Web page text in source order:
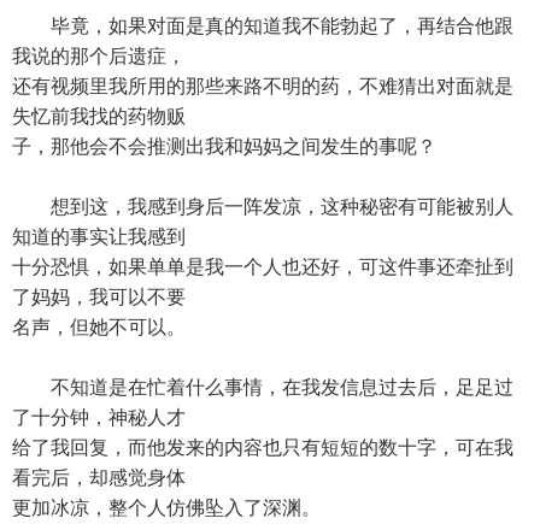
毕竟，如果对面是真的知道我不能勃起了，再结合他跟
我说的那个后遗症，
还有视频里我所用的那些来路不明的药，不难猜出对面就是
失忆前我找的药物贩
子，那他会不会推测出我和妈妈之间发生的事呢？
想到这，我感到身后一阵发凉，这种秘密有可能被别人
知道的事实让我感到
十分恐惧，如果单单是我一个人也还好，可这件事还牵扯到
了妈妈，我可以不要
名声，但她不可以。
不知道是在忙着什么事情，在我发信息过去后，足足过
了十分钟，神秘人才
给了我回复，而他发来的内容也只有短短的数十字，可在我
看完后，却感觉身体
更加冰凉，整个人仿佛坠入了深渊。